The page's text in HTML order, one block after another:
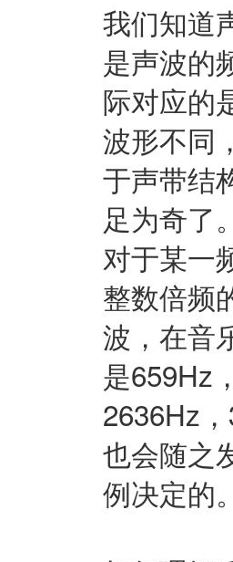
我们知道
是声波的
际对应的
波形不同
于声带结
足为奇了
对于某一
整数倍频
波，在音
是659Hz
2636Hz
也会随之
例决定的